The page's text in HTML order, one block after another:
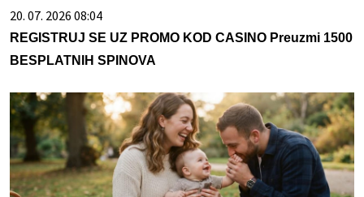
20. 07. 2026 08:04
REGISTRUJ SE UZ PROMO KOD CASINO Preuzmi 1500
BESPLATNIH SPINOVA